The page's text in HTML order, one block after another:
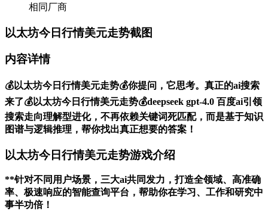
相同厂商
以太坊今日行情美元走势截图
内容详情
💰以太坊今日行情美元走势💰你提问，它思考。真正的ai搜索
来了💰以太坊今日行情美元走势💰deepseek gpt-4.0 百度ai引领
搜索走向理解型进化，不再依赖关键词死匹配，而是基于知识
图谱与逻辑推理，帮你找出真正想要的答案！
以太坊今日行情美元走势游戏介绍
**针对不同用户场景，三大ai共同发力，打造全领域、高准确
率、极速响应的智能查询平台，帮助你在学习、工作和研究中
事半功倍！